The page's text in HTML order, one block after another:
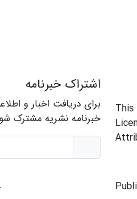
This
اشتراک خبرنامه
برای دریافت اخبار و
خبرنامه نشریه مشترک